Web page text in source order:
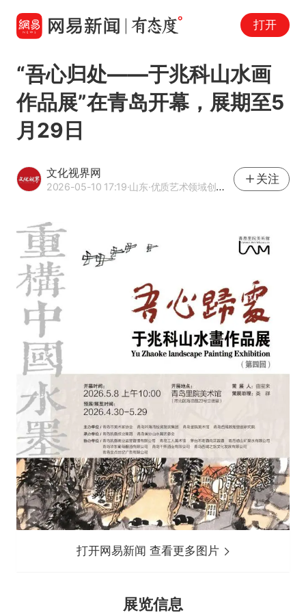
打开
“吾心归处——于兆科山水画
作品展”在青岛开幕，展期至5
月29日
文化视界网
2026-05-10 17:19·山东·优质艺术领域创作者
关注
打开网易新闻 查看更多图片
展览信息